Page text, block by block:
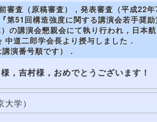
審査（原稿審査），発表審査（平成22
第51回構造強度に関する講演会若手奨励
の講演会懇親会にて執り行われ，日本
道二郎学会長より授与しました．
演番号順です）．
，吉村様，おめでとうございます！
学）